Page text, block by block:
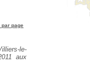
par page
le-
aux